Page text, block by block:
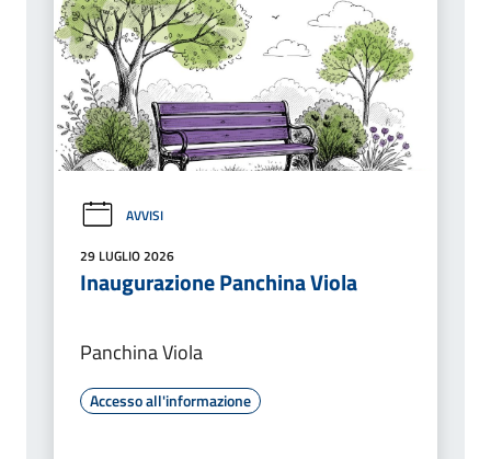
AVVISI
29 LUGLIO 2026
Inaugurazione Panchina Viola
Panchina Viola
Accesso all'informazione